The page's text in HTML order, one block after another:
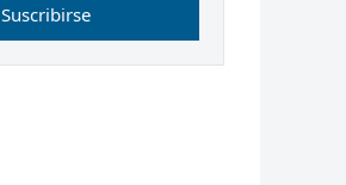
Suscribirse